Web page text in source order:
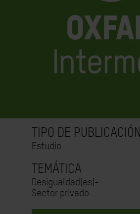
TIPO DE PUBLICACIÓN
Estudio
TEMÁTICA
Desigualdad(es)-
Sector privado